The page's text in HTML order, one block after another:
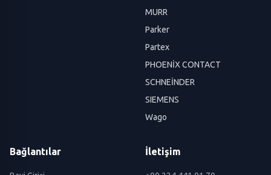
MURR
Parker
Partex
PHOENİX CONTACT
SCHNEİNDER
SIEMENS
Wago
Bağlantılar İletişim